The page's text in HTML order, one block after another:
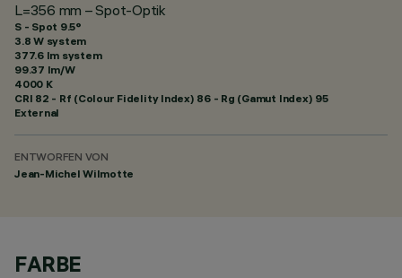
L=356 mm – Spot-Optik
S - Spot 9.5°
3.8 W system
377.6 lm system
99.37 lm/W
4000 K
CRI 82 - Rf (Colour Fidelity Index) 86 - Rg (Gamut Index) 95
External
ENTWORFEN VON
Jean-Michel Wilmotte
FARBE